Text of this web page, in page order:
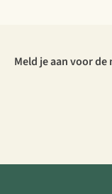
Meld je aan voor